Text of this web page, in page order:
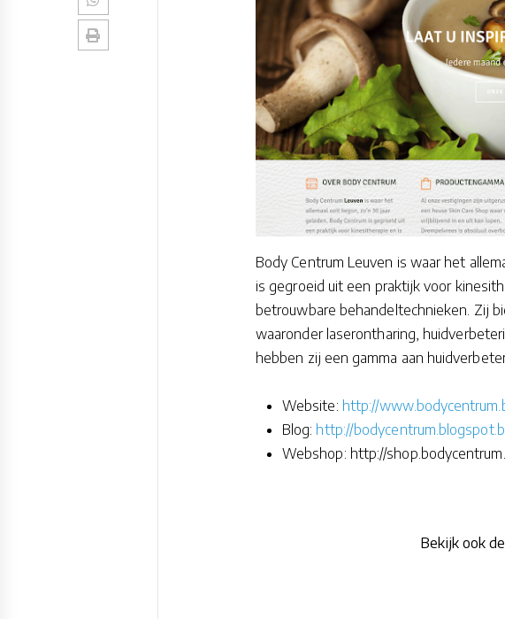
Body Centrum Leuven is waar het
is gegroeid uit een praktijk voor
betrouwbare behandeltechnieken. Zij
waaronder laserontharing,
hebben zij een gamma aan
Website: http://
Blog: http://
Webshop: http://
Bekijk ook